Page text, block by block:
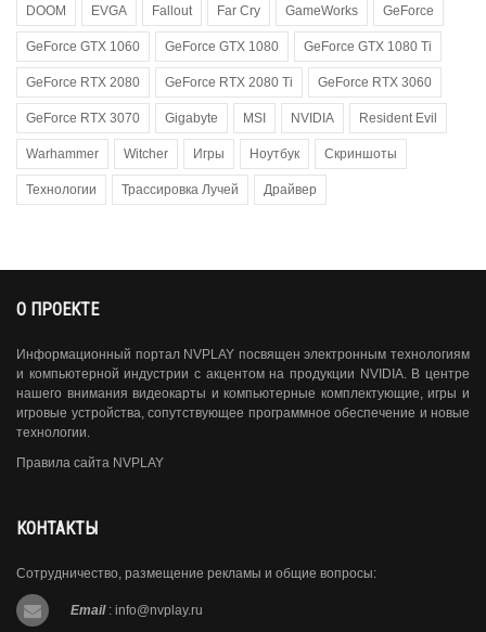
DOOM EVGA Fallout Far Cry GameWorks GeForce
GeForce GTX 1060 GeForce GTX 1080 GeForce GTX 1080 Ti
GeForce RTX 2080 GeForce RTX 2080 Ti GeForce RTX 3060
GeForce RTX 3070 Gigabyte MSI NVIDIA Resident Evil
Warhammer Witcher Игры Ноутбук Скриншоты
Технологии Трассировка Лучей Драйвер
О ПРОЕКТЕ
Информационный портал NVPLAY посвящен электронным технологиям
и компьютерной индустрии с акцентом на продукции NVIDIA. В центре
нашего внимания видеокарты и компьютерные комплектующие, игры и
игровые устройства, сопутствующее программное обеспечение и новые
технологии.
Правила сайта NVPLAY
КОНТАКТЫ
Сотрудничество, размещение рекламы и общие вопросы:
Email : info@nvplay.ru